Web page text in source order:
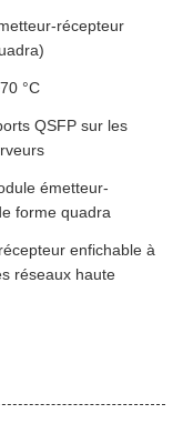
récepteur
°C
QSFP sur les
émetteur-
forme quadra
enfichable à
réseaux haute